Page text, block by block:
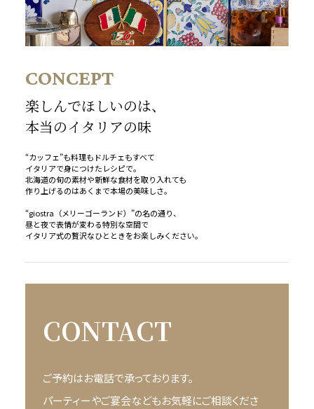
CONCEPT
楽しんでほしいのは、
本当のイタリアの味
“カッフェ”も料理もドルチェもすべて
イタリアで身につけたレシピで。
北海道の旬の素材や新鮮な食材を取り入れても
作り上げるのはあくまで本場の美味しさ。
“giostra（メリーゴーランド）”の名の通り、
昼と夜で表情が変わる特別な空間で
イタリア式の贅沢なひとときをお楽しみください。
CONTACT
ご予約はお電話で承っております。
パーティーやご宴会などもお気軽にご相談くださ